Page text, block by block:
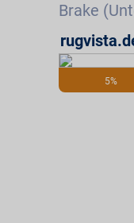
☎ 0800 - 279
Brake
5%